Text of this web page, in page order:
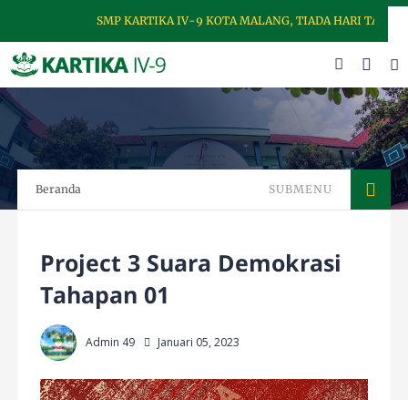
SMP KARTIKA IV-9 KOTA MALANG, TIADA HARI TANPA
Beranda SUBMENU
Project 3 Suara Demokrasi
Tahapan 01
Admin 49 Januari 05, 2023